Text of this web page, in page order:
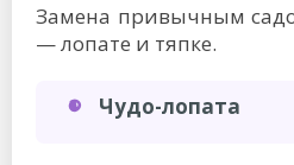
Замена привычным
— лопате и тяпке.
Чудо-лопата